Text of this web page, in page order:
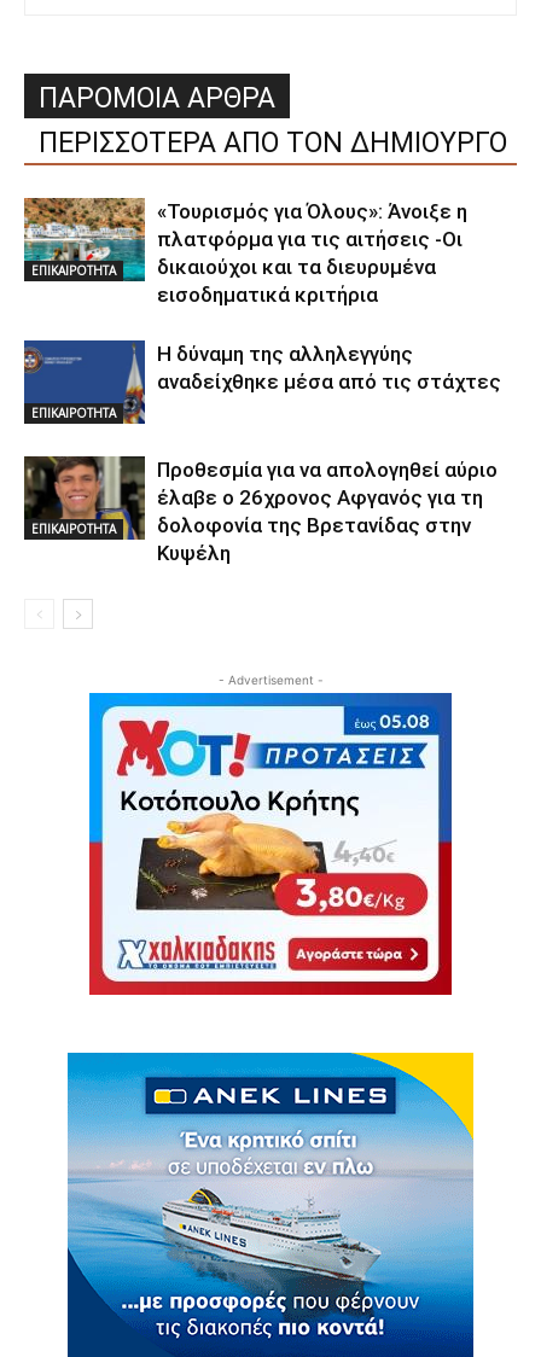
ΠΑΡΟΜΟΙΑ ΑΡΘΡΑ
ΠΕΡΙΣΣΟΤΕΡΑ ΑΠΟ ΤΟΝ ΔΗΜΙΟΥΡΓΟ
ΕΠΙΚΑΙΡΟΤΗΤΑ
«Τουρισμός για Όλους»: Άνοιξε η
πλατφόρμα για τις αιτήσεις -Οι
δικαιούχοι και τα διευρυμένα
εισοδηματικά κριτήρια
ΕΠΙΚΑΙΡΟΤΗΤΑ
Η δύναμη της αλληλεγγύης
αναδείχθηκε μέσα από τις στάχτες
ΕΠΙΚΑΙΡΟΤΗΤΑ
Προθεσμία για να απολογηθεί αύριο
έλαβε ο 26χρονος Αφγανός για τη
δολοφονία της Βρετανίδας στην
Κυψέλη
- Advertisement -